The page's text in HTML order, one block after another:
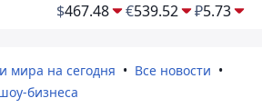
$467.48 €539.52 ₽5.73
мира на сегодня
Все новости
бизнеса